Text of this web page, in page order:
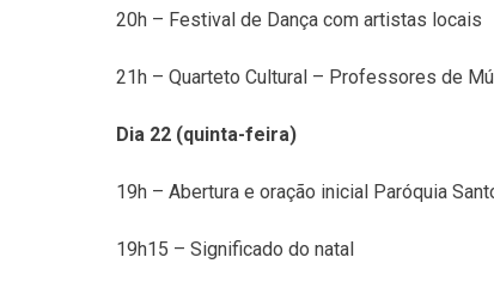
20h – Festival de Dança com artistas locais
21h – Quarteto Cultural – Professores de
Dia 22 (quinta-feira)
19h – Abertura e oração inicial Paróquia
19h15 – Significado do natal